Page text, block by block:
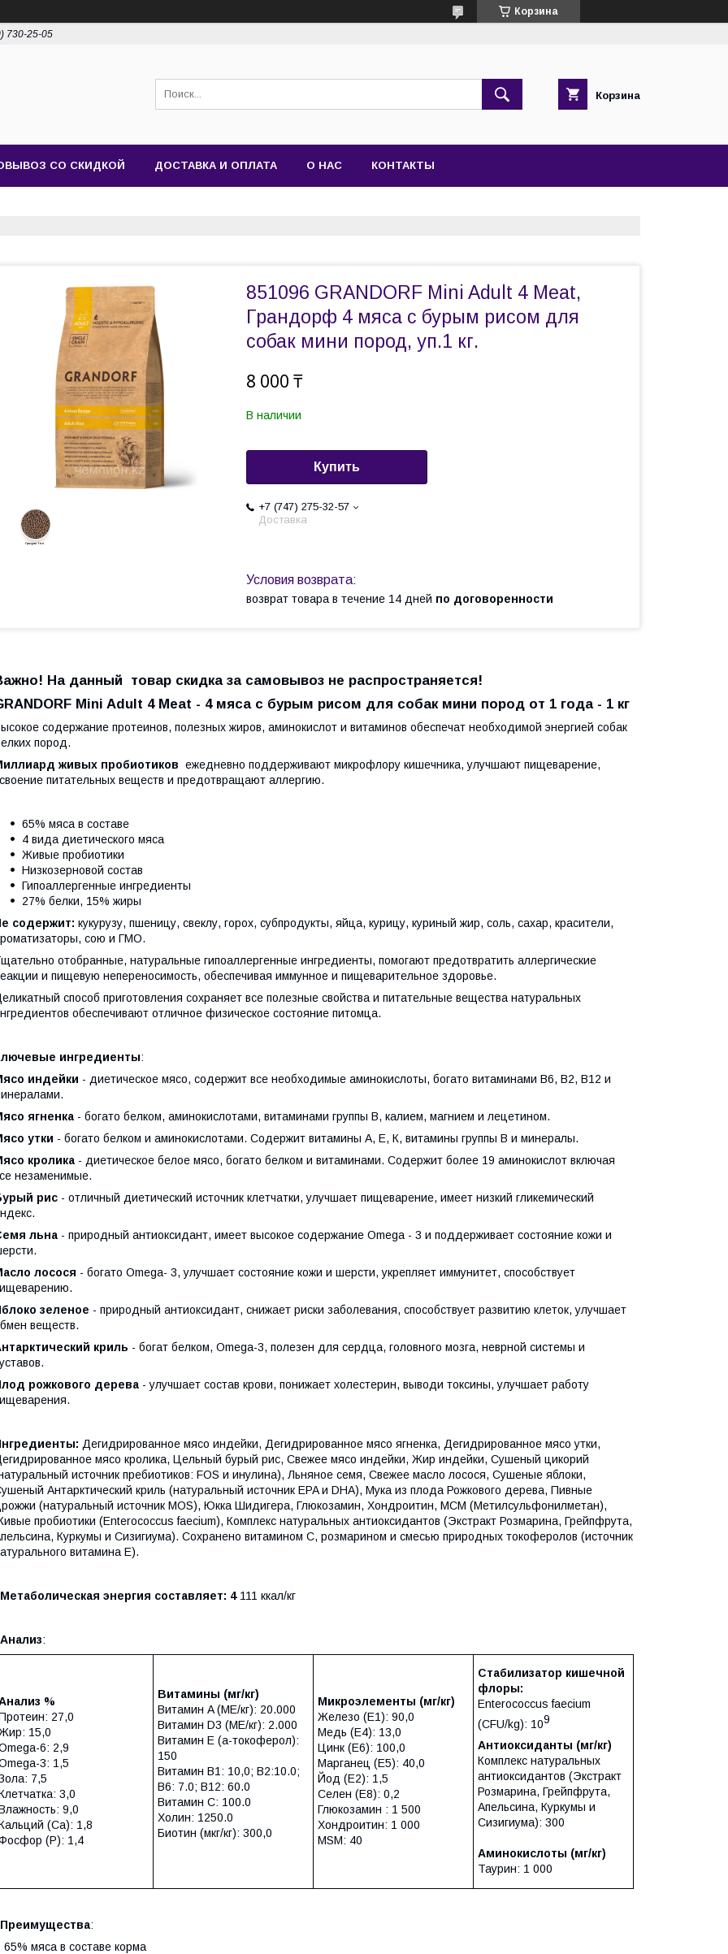
Корзина
730-25-05
Корзина
СО СКИДКОЙ ДОСТАВКА И ОПЛАТА О НАС КОНТАКТЫ
851096 GRANDORF Mini Adult 4 Meat,
Грандорф 4 мяса с бурым рисом для
собак мини пород, уп.1 кг.
8 000 ₸
В наличии
Купить
+7 (747) 275-32-57
Доставка
возврат товара в течение 14 дней по договоренности
На данный товар скидка за самовывоз не распространяется!
Mini Adult 4 Meat - 4 мяса с бурым рисом для собак мини пород от 1 года - 1 кг
содержание протеинов, полезных жиров, аминокислот и витаминов обеспечат необходимой энергией собак
пород.
живых пробиотиков ежедневно поддерживают микрофлору кишечника, улучшают пищеварение,
питательных веществ и предотвращают аллергию.
65% мяса в составе
4 вида диетического мяса
Живые пробиотики
Низкозерновой состав
Гипоаллергенные ингредиенты
27% белки, 15% жиры
содержит: кукурузу, пшеницу, свеклу, горох, субпродукты, яйца, курицу, куриный жир, соль, сахар, красители,
сою и ГМО.
отобранные, натуральные гипоаллергенные ингредиенты, помогают предотвратить аллергические
и пищевую непереносимость, обеспечивая иммунное и пищеварительное здоровье.
способ приготовления сохраняет все полезные свойства и питательные вещества натуральных
обеспечивают отличное физическое состояние питомца.
ингредиенты:
индейки - диетическое мясо, содержит все необходимые аминокислоты, богато витаминами В6, В2, В12 и
ягненка - богато белком, аминокислотами, витаминами группы В, калием, магнием и лецетином.
утки - богато белком и аминокислотами. Содержит витамины А, Е, К, витамины группы В и минералы.
кролика - диетическое белое мясо, богато белком и витаминами. Содержит более 19 аминокислот включая
незаменимые.
рис - отличный диетический источник клетчатки, улучшает пищеварение, имеет низкий гликемический
льна - природный антиоксидант, имеет высокое содержание Omega - 3 и поддерживает состояние кожи и
лосося - богато Omega- 3, улучшает состояние кожи и шерсти, укрепляет иммунитет, способствует
зеленое - природный антиоксидант, снижает риски заболевания, способствует развитию клеток, улучшает
веществ.
криль - богат белком, Omega-3, полезен для сердца, головного мозга, неврной системы и
рожкового дерева - улучшает состав крови, понижает холестерин, выводи токсины, улучшает работу
Дегидрированное мясо индейки, Дегидрированное мясо ягненка, Дегидрированное мясо утки,
мясо кролика, Цельный бурый рис, Свежее мясо индейки, Жир индейки, Сушеный цикорий
источник пребиотиков: FOS и инулина), Льняное семя, Свежее масло лосося, Сушеные яблоки,
Антарктический криль (натуральный источник EPA и DHA), Мука из плода Рожкового дерева, Пивные
(натуральный источник МОS), Юкка Шидигера, Глюкозамин, Хондроитин, МСМ (Метилсульфонилметан),
пробиотики (Enterococcus faecium), Комплекс натуральных антиоксидантов (Экстракт Розмарина, Грейпфрута,
Куркумы и Сизигиума). Сохранено витамином С, розмарином и смесью природных токоферолов (источник
витамина Е).
Метаболическая энергия составляет: 4111 ккал/кг
Анализ:
%
27,0
15,0
6: 2,9
3: 1,5
7,5
3,0
9,0
(Са): 1,8
(P): 1,4
Витамины (мг/кг)
Витамин A (МЕ/кг): 20.000
Витамин D3 (МЕ/кг): 2.000
Витамин E (a-токоферол):
150
Витамин В1: 10,0; B2:10.0;
B6: 7.0; B12: 60.0
Витамин C: 100.0
Холин: 1250.0
Биотин (мкг/кг): 300,0
Микроэлементы (мг/кг)
Железо (E1): 90,0
Медь (Е4): 13,0
Цинк (E6): 100,0
Марганец (E5): 40,0
Йод (E2): 1,5
Селен (E8): 0,2
Глюкозамин : 1 500
Хондроитин: 1 000
MSM: 40
Стабилизатор кишечной
флоры:
Enterococcus faecium
(CFU/kg): 109
Антиоксиданты (мг/кг)
Комплекс натуральных
антиоксидантов (Экстракт
Розмарина, Грейпфрута,
Апельсина, Куркумы и
Сизигиума): 300
Аминокислоты (мг/кг)
Таурин: 1 000
Преимущества:
65% мяса в составе корма